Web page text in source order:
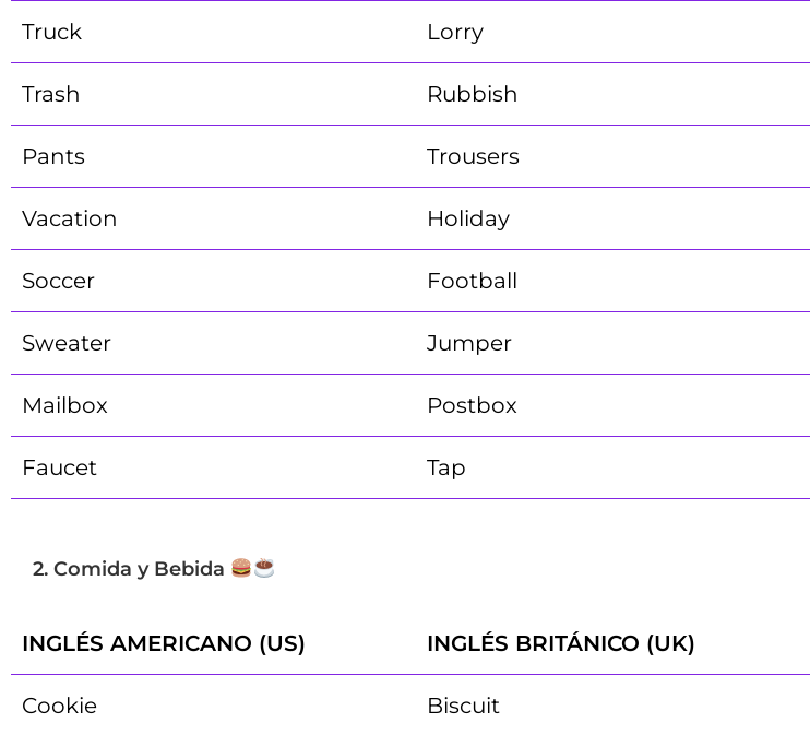
Truck Lorry
Trash Rubbish
Pants Trousers
Vacation Holiday
Soccer Football
Sweater Jumper
Mailbox Postbox
Faucet Tap
2. Comida y Bebida
INGLÉS AMERICANO (US) INGLÉS BRITÁNICO (UK)
Cookie Biscuit